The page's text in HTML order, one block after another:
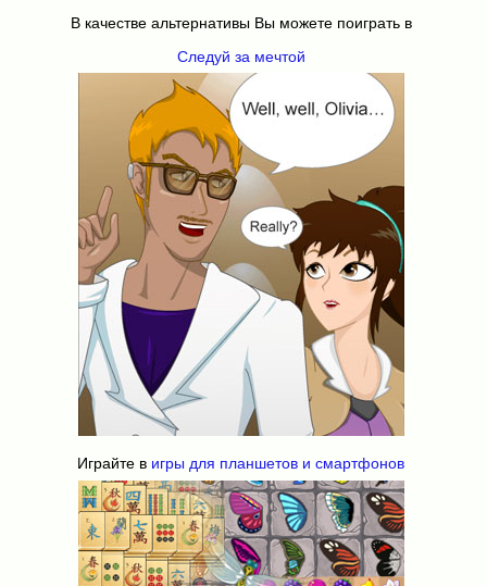
В качестве альтернативы Вы можете поиграть в
Следуй за мечтой
Играйте в игры для планшетов и смартфонов